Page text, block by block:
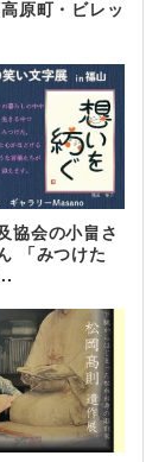
原町・ビレッ
協会の小畠さ
「みつけた